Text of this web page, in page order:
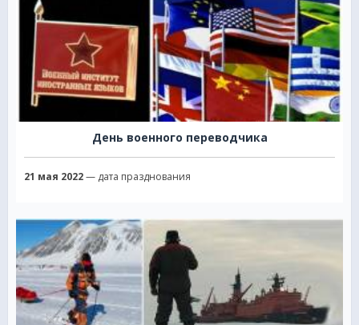
День военного переводчика
21 мая 2022— дата празднования